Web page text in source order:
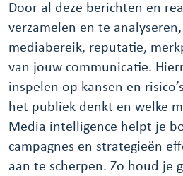
Door al deze berichten en
verzamelen en te
mediabereik, reputatie,
van jouw communicatie.
inspelen op kansen en
het publiek denkt en welke
Media intelligence helpt je
campagnes en strategieën
aan te scherpen. Zo houd je